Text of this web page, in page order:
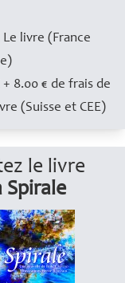
Le livre (France
+ 8.00 € de frais de
(Suisse et CEE)
le livre
Spirale